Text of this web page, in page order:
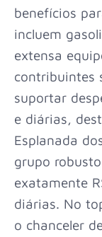
benefícios
incluem
extensa
contribuintes
suportar
e diárias,
Esplanada
grupo
exatamente
diárias. No
o chanceler